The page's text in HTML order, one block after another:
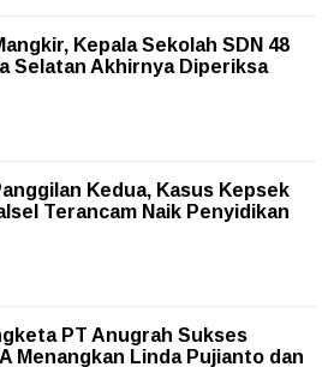
Kepala Sekolah SDN 48
Selatan Akhirnya Diperiksa
Kedua, Kasus Kepsek
Terancam Naik Penyidikan
PT Anugrah Sukses
Menangkan Linda Pujianto dan